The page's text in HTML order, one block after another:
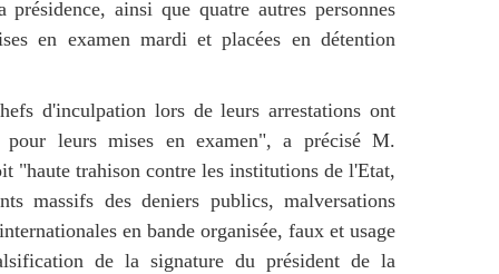
présidence, ainsi que quatre autres personnes
en examen mardi et placées en détention
d'inculpation lors de leurs arrestations ont
pour leurs mises en examen", a précisé M.
"haute trahison contre les institutions de l'Etat,
massifs des deniers publics, malversations
en bande organisée, faux et usage
de la signature du président de la